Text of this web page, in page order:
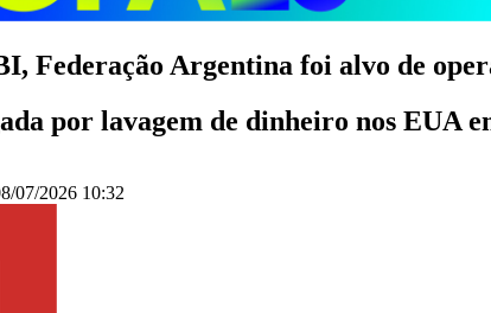
Federação Argentina foi alvo de
por lavagem de dinheiro nos EUA
07/2026 10:32